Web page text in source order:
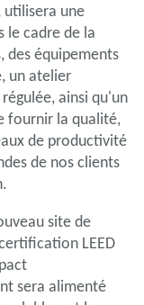
utilisera une
le cadre de la
des équipements
un atelier
ainsi qu'un
fournir la qualité,
de productivité
de nos clients
site de
LEED
sera alimenté